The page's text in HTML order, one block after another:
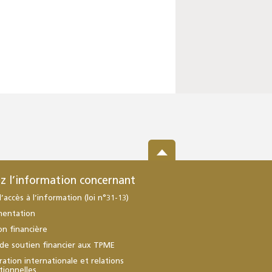
l’information concernant
à l’information (loi n°31-13)
financière
soutien financier aux TPME
internationale et relations